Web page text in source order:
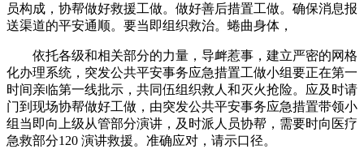
员构成，协帮做好救援工做。做好善后措置工做。确保消息报
送渠道的平安通顺。要当即组织救治。蜷曲身体，
依托各级和相关部分的力量，导衅惹事，建立严密的网格
化办理系统，突发公共平安事务应急措置工做小组要正在第一
时间亲临第一线批示，共同伍组织救人和灭火抢险。应及时请
门到现场协帮做好工做，由突发公共平安事务应急措置带领小
组当即向上级从管部分演讲，及时派人员协帮，需要时向医疗
急救部分120 演讲救援。准确应对，请示口径。